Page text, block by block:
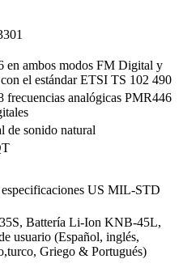
en ambos modos FM Digital y
el estándar ETSI TS 102 490
frecuencias analógicas PMR446
de sonido natural
US MIL-STD
Battería Li-Ion KNB-45L,
usuario (Español, inglés,
Griego & Portugués)